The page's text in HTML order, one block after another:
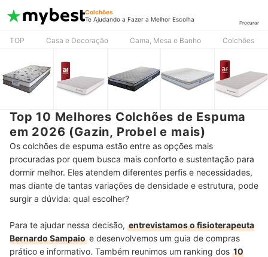
Colchões
Te Ajudando a Fazer a Melhor Escolha
Procurar
TOP Casa e Decoração Cama, Mesa e Banho Colchões
Top 10 Melhores Colchões de Espuma
em 2026 (Gazin, Probel e mais)
Os colchões de espuma estão entre as opções mais
procuradas por quem busca mais conforto e sustentação para
dormir melhor. Eles atendem diferentes perfis e necessidades,
mas diante de tantas variações de densidade e estrutura, pode
surgir a dúvida: qual escolher?
Para te ajudar nessa decisão, entrevistamos o fisioterapeuta
Bernardo Sampaio e desenvolvemos um guia de compras
prático e informativo. Também reunimos um ranking dos 10